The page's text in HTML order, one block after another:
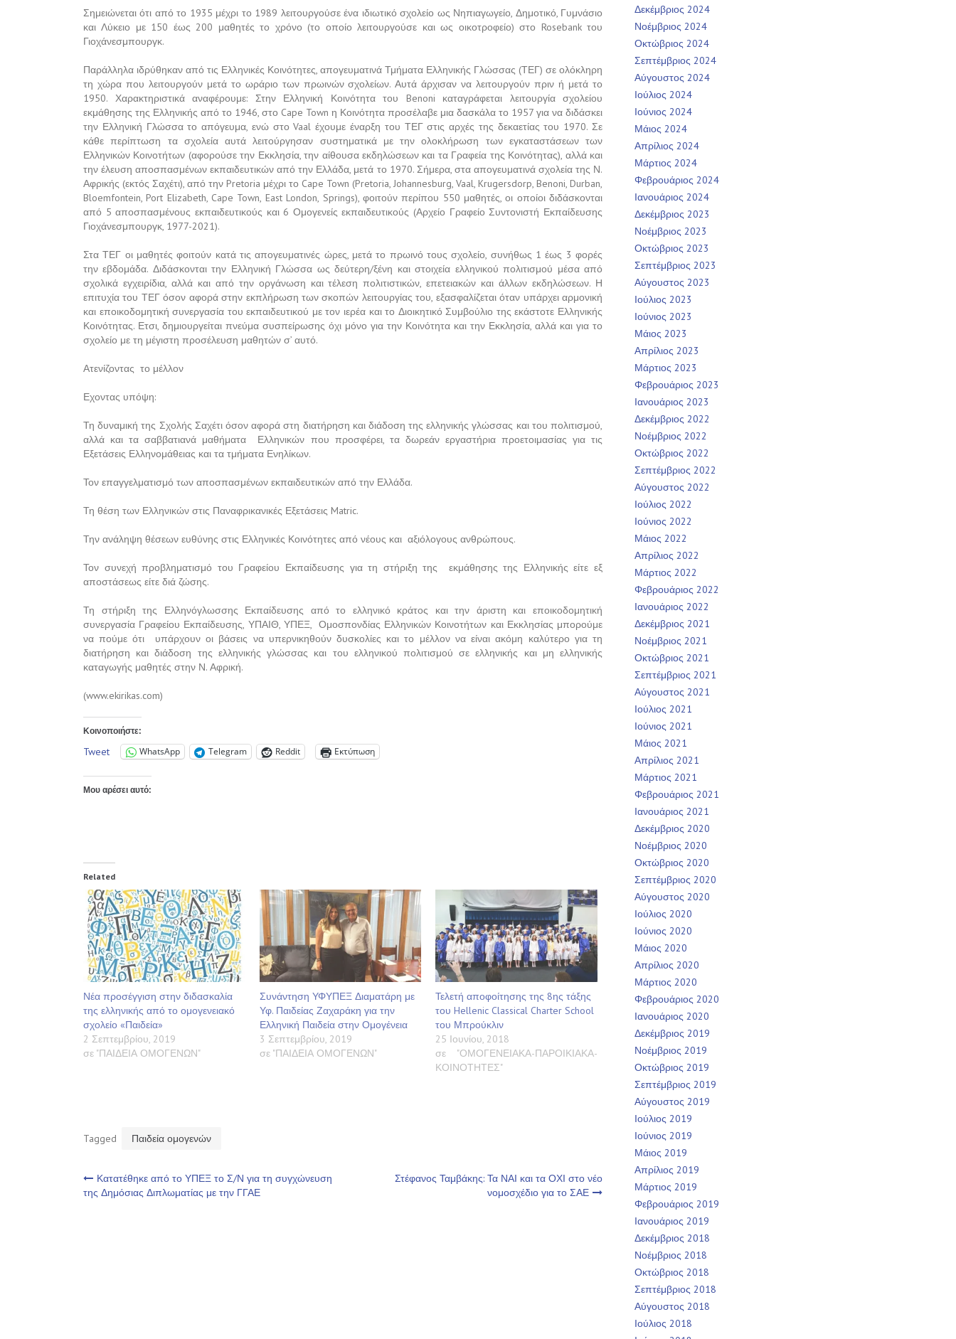
Σημειώνεται ότι από το 1935 μέχρι το 1989 λειτουργούσε ένα ιδιωτικό σχολείο ως Νηπιαγωγείο, Δημοτικό, Γυμνάσιο
και Λύκειο με 150 έως 200 μαθητές το χρόνο (το οποίο λειτουργούσε και ως οικοτροφείο) στο Rosebank του
Γιοχάνεσμπουργκ.
Παράλληλα ιδρύθηκαν από τις Ελληνικές Κοινότητες, απογευματινά Τμήματα Ελληνικής Γλώσσας (ΤΕΓ) σε ολόκληρη
τη χώρα που λειτουργούν μετά το ωράριο των πρωινών σχολείων. Αυτά άρχισαν να λειτουργούν πριν ή μετά το
1950. Χαρακτηριστικά αναφέρουμε: Στην Ελληνική Κοινότητα του Benoni καταγράφεται λειτουργία σχολείου
εκμάθησης της Ελληνικής από το 1946, στο Cape Town η Κοινότητα προσέλαβε μια δασκάλα το 1957 για να διδάσκει
την Ελληνική Γλώσσα το απόγευμα, ενώ στο Vaal έχουμε έναρξη του ΤΕΓ στις αρχές της δεκαετίας του 1970. Σε
κάθε περίπτωση τα σχολεία αυτά λειτούργησαν συστηματικά με την ολοκλήρωση των εγκαταστάσεων των
Ελληνικών Κοινοτήτων (αφορούσε την Εκκλησία, την αίθουσα εκδηλώσεων και τα Γραφεία της Κοινότητας), αλλά και
την έλευση αποσπασμένων εκπαιδευτικών από την Ελλάδα, μετά το 1970. Σήμερα, στα απογευματινά σχολεία της Ν.
Αφρικής (εκτός Σαχέτι), από την Pretoria μέχρι το Cape Town (Pretoria, Johannesburg, Vaal, Krugersdorp, Benoni, Durban,
Bloemfontein, Port Elizabeth, Cape Town, East London, Springs), φοιτούν περίπου 550 μαθητές, οι οποίοι διδάσκονται
από 5 αποσπασμένους εκπαιδευτικούς και 6 Ομογενείς εκπαιδευτικούς (Αρχείο Γραφείο Συντονιστή Εκπαίδευσης
Γιοχάνεσμπουργκ, 1977-2021).
Στα ΤΕΓ οι μαθητές φοιτούν κατά τις απογευματινές ώρες, μετά το πρωινό τους σχολείο, συνήθως 1 έως 3 φορές
την εβδομάδα. Διδάσκονται την Ελληνική Γλώσσα ως δεύτερη/ξένη και στοιχεία ελληνικού πολιτισμού μέσα από
σχολικά εγχειρίδια, αλλά και από την οργάνωση και τέλεση πολιτιστικών, επετειακών και άλλων εκδηλώσεων. Η
επιτυχία του ΤΕΓ όσον αφορά στην εκπλήρωση των σκοπών λειτουργίας του, εξασφαλίζεται όταν υπάρχει αρμονική
και εποικοδομητική συνεργασία του εκπαιδευτικού με τον ιερέα και το Διοικητικό Συμβούλιο της εκάστοτε Ελληνικής
Κοινότητας. Ετσι, δημιουργείται πνεύμα συσπείρωσης όχι μόνο για την Κοινότητα και την Εκκλησία, αλλά και για το
σχολείο με τη μέγιστη προσέλευση μαθητών σ’ αυτό.
Ατενίζοντας το μέλλον
Εχοντας υπόψη:
Τη δυναμική της Σχολής Σαχέτι όσον αφορά στη διατήρηση και διάδοση της ελληνικής γλώσσας και του πολιτισμού,
αλλά και τα σαββατιανά μαθήματα Ελληνικών που προσφέρει, τα δωρεάν εργαστήρια προετοιμασίας για τις
Εξετάσεις Ελληνομάθειας και τα τμήματα Ενηλίκων.
Τον επαγγελματισμό των αποσπασμένων εκπαιδευτικών από την Ελλάδα.
Τη θέση των Ελληνικών στις Παναφρικανικές Εξετάσεις Matric.
Την ανάληψη θέσεων ευθύνης στις Ελληνικές Κοινότητες από νέους και αξιόλογους ανθρώπους.
Τον συνεχή προβληματισμό του Γραφείου Εκπαίδευσης για τη στήριξη της εκμάθησης της Ελληνικής είτε εξ
αποστάσεως είτε διά ζώσης.
Τη στήριξη της Ελληνόγλωσσης Εκπαίδευσης από το ελληνικό κράτος και την άριστη και εποικοδομητική
συνεργασία Γραφείου Εκπαίδευσης, ΥΠΑΙΘ, ΥΠΕΞ, Ομοσπονδίας Ελληνικών Κοινοτήτων και Εκκλησίας μπορούμε
να πούμε ότι υπάρχουν οι βάσεις να υπερνικηθούν δυσκολίες και το μέλλον να είναι ακόμη καλύτερο για τη
διατήρηση και διάδοση της ελληνικής γλώσσας και του ελληνικού πολιτισμού σε ελληνικής και μη ελληνικής
καταγωγής μαθητές στην Ν. Αφρική.
(www.ekirikas.com)
Κοινοποιήστε:
Tweet WhatsApp Telegram Reddit Εκτύπωση
Μου αρέσει αυτό:
Related
Νέα προσέγγιση στην διδασκαλία
της ελληνικής από το ομογενειακό
σχολείο «Παιδεία»
2 Σεπτεμβρίου, 2019
σε "ΠΑΙΔΕΙΑ ΟΜΟΓΕΝΩΝ"
Συνάντηση ΥΦΥΠΕΞ Διαματάρη με
Υφ. Παιδείας Ζαχαράκη για την
Ελληνική Παιδεία στην Ομογένεια
3 Σεπτεμβρίου, 2019
σε "ΠΑΙΔΕΙΑ ΟΜΟΓΕΝΩΝ"
Τελετή αποφοίτησης της 8ης τάξης
του Hellenic Classical Charter School
του Μπρούκλιν
25 Ιουνίου, 2018
σε "ΟΜΟΓΕΝΕΙΑΚΑ-ΠΑΡΟΙΚΙΑΚΑ-
ΚΟΙΝΟΤΗΤΕΣ"
Tagged Παιδεία ομογενών
Πλοήγηση
Κατατέθηκε από το ΥΠΕΞ το Σ/Ν για τη συγχώνευση
της Δημόσιας Διπλωματίας με την ΓΓΑΕ
Στέφανος Ταμβάκης: Τα ΝΑΙ και τα ΟΧΙ στο νέο
νομοσχέδιο για το ΣΑΕ
Δεκέμβριος 2024
Νοέμβριος 2024
Οκτώβριος 2024
Σεπτέμβριος 2024
Αύγουστος 2024
Ιούλιος 2024
Ιούνιος 2024
Μάιος 2024
Απρίλιος 2024
Μάρτιος 2024
Φεβρουάριος 2024
Ιανουάριος 2024
Δεκέμβριος 2023
Νοέμβριος 2023
Οκτώβριος 2023
Σεπτέμβριος 2023
Αύγουστος 2023
Ιούλιος 2023
Ιούνιος 2023
Μάιος 2023
Απρίλιος 2023
Μάρτιος 2023
Φεβρουάριος 2023
Ιανουάριος 2023
Δεκέμβριος 2022
Νοέμβριος 2022
Οκτώβριος 2022
Σεπτέμβριος 2022
Αύγουστος 2022
Ιούλιος 2022
Ιούνιος 2022
Μάιος 2022
Απρίλιος 2022
Μάρτιος 2022
Φεβρουάριος 2022
Ιανουάριος 2022
Δεκέμβριος 2021
Νοέμβριος 2021
Οκτώβριος 2021
Σεπτέμβριος 2021
Αύγουστος 2021
Ιούλιος 2021
Ιούνιος 2021
Μάιος 2021
Απρίλιος 2021
Μάρτιος 2021
Φεβρουάριος 2021
Ιανουάριος 2021
Δεκέμβριος 2020
Νοέμβριος 2020
Οκτώβριος 2020
Σεπτέμβριος 2020
Αύγουστος 2020
Ιούλιος 2020
Ιούνιος 2020
Μάιος 2020
Απρίλιος 2020
Μάρτιος 2020
Φεβρουάριος 2020
Ιανουάριος 2020
Δεκέμβριος 2019
Νοέμβριος 2019
Οκτώβριος 2019
Σεπτέμβριος 2019
Αύγουστος 2019
Ιούλιος 2019
Ιούνιος 2019
Μάιος 2019
Απρίλιος 2019
Μάρτιος 2019
Φεβρουάριος 2019
Ιανουάριος 2019
Δεκέμβριος 2018
Νοέμβριος 2018
Οκτώβριος 2018
Σεπτέμβριος 2018
Αύγουστος 2018
Ιούλιος 2018